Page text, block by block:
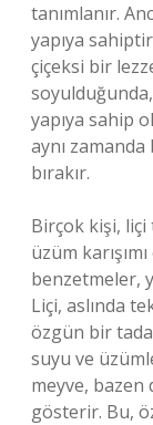
tanımlanır.
yapıya
çiçeksi bir
yapıya sahip
aynı
bırakır.
Birçok kişi, liçi
üzüm
benzetmeler,
Liçi, aslında
özgün bir tada
suyu ve
meyve, bazen
gösterir. Bu,